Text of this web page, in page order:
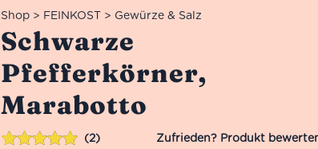
Shop > FEINKOST > Gewürze & Salz
Schwarze
Pfefferkörner,
Marabotto
2